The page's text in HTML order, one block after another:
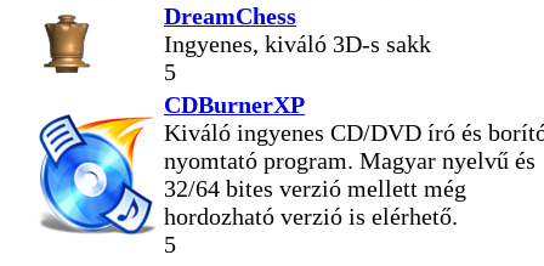
DreamChess
Ingyenes, kiváló 3D-s sakk
5
CDBurnerXP
Kiváló ingyenes CD/DVD író és
nyomtató program. Magyar nyelvű és
32/64 bites verzió mellett még
hordozható verzió is elérhető.
5